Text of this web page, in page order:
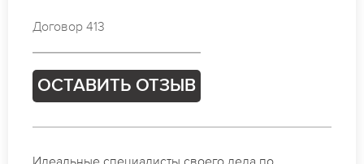
Договор 588
ОСТАВИТЬ ОТЗЫВ
Спасибо огромное. Заказывала маникюр на день